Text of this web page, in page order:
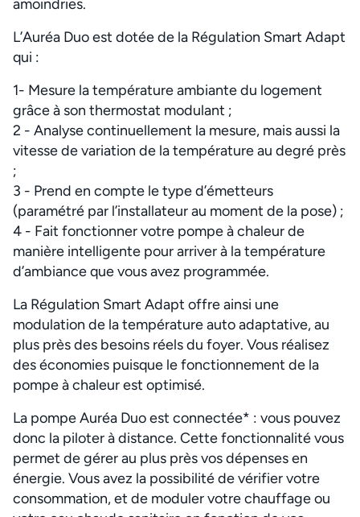
amoindries.
L’Auréa Duo est dotée de la Régulation Smart Adapt
qui :
1- Mesure la température ambiante du logement
grâce à son thermostat modulant ;
2 - Analyse continuellement la mesure, mais aussi la
vitesse de variation de la température au degré près
;
3 - Prend en compte le type d’émetteurs
(paramétré par l’installateur au moment de la pose) ;
4 - Fait fonctionner votre pompe à chaleur de
manière intelligente pour arriver à la température
d’ambiance que vous avez programmée.
La Régulation Smart Adapt offre ainsi une
modulation de la température auto adaptative, au
plus près des besoins réels du foyer. Vous réalisez
des économies puisque le fonctionnement de la
pompe à chaleur est optimisé.
La pompe Auréa Duo est connectée* : vous pouvez
donc la piloter à distance. Cette fonctionnalité vous
permet de gérer au plus près vos dépenses en
énergie. Vous avez la possibilité de vérifier votre
consommation, et de moduler votre chauffage ou